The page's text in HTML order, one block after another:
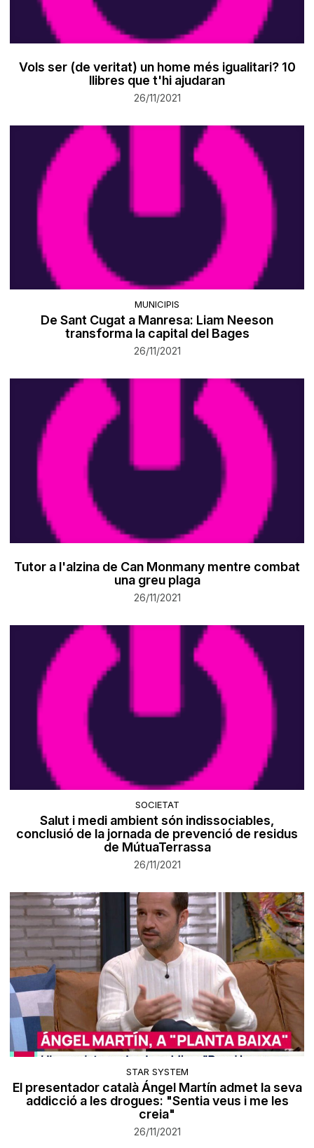
Vols ser (de veritat) un home més igualitari? 10
llibres que t'hi ajudaran
26/11/2021
MUNICIPIS
De Sant Cugat a Manresa: Liam Neeson
transforma la capital del Bages
26/11/2021
Tutor a l'alzina de Can Monmany mentre combat
una greu plaga
26/11/2021
SOCIETAT
Salut i medi ambient són indissociables,
conclusió de la jornada de prevenció de residus
de MútuaTerrassa
26/11/2021
STAR SYSTEM
El presentador català Ángel Martín admet la seva
addicció a les drogues: "Sentia veus i me les
creia"
26/11/2021